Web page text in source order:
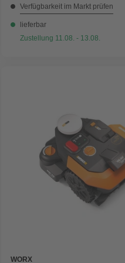
Verfügbarkeit im Markt prüfen
lieferbar
Zustellung 11.08. - 13.08.
WORX